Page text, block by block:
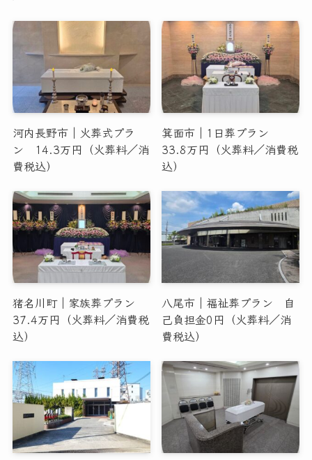
河内長野市｜火葬式プラ
ン 14.3万円（火葬料／消
費税込）
箕面市｜1日葬プラン
33.8万円（火葬料／消費税
込）
猪名川町｜家族葬プラン
37.4万円（火葬料／消費税
込）
八尾市｜福祉葬プラン 自
己負担金0円（火葬料／消
費税込）